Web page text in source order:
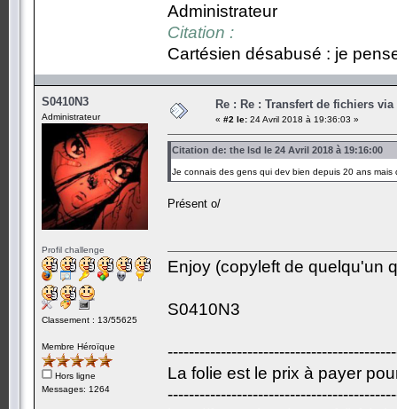
Administrateur
Citation :
Cartésien désabusé : je
S0410N3
Administrateur
Profil challenge
Classement : 13/55625
Membre Héroïque
Hors ligne
Messages: 1264
Re : Re : Transfert de fichiers
« #2 le: 24 Avril 2018 à 19:36:03 »
Citation de: the lsd le 24 Avril 2018 à 19:16:00
Je connais des gens qui dev bien depuis 20 ans
Présent o/
Enjoy (copyleft de quelqu'un
S0410N3
La folie est le prix à payer